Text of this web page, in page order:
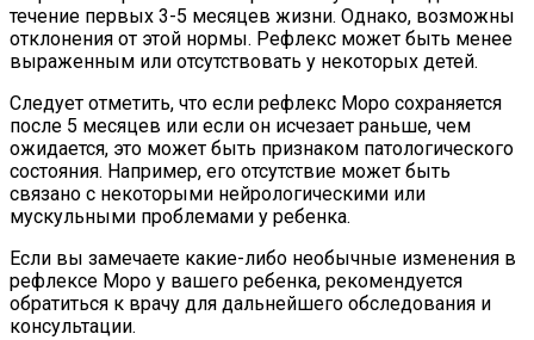
течение первых 3-5 месяцев жизни. Однако, возможны
отклонения от этой нормы. Рефлекс может быть менее
выраженным или отсутствовать у некоторых детей.
Следует отметить, что если рефлекс Моро сохраняется
после 5 месяцев или если он исчезает раньше, чем
ожидается, это может быть признаком патологического
состояния. Например, его отсутствие может быть
связано с некоторыми нейрологическими или
мускульными проблемами у ребенка.
Если вы замечаете какие-либо необычные изменения в
рефлексе Моро у вашего ребенка, рекомендуется
обратиться к врачу для дальнейшего обследования и
консультации.